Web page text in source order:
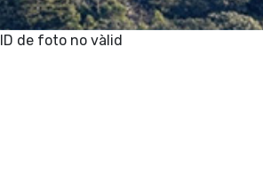
ID de foto no vàlid